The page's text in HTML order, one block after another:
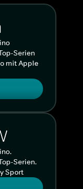
Serien
mit Apple
Serien.
Sport